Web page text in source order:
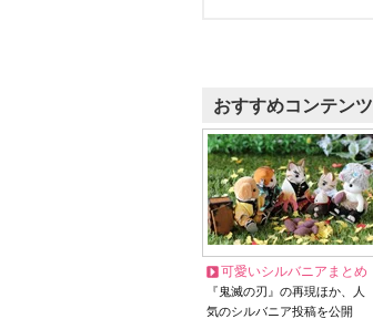
おすすめコンテンツ
可愛いシルバニアまとめ
『鬼滅の刃』の再現ほか、人
気のシルバニア投稿を公開